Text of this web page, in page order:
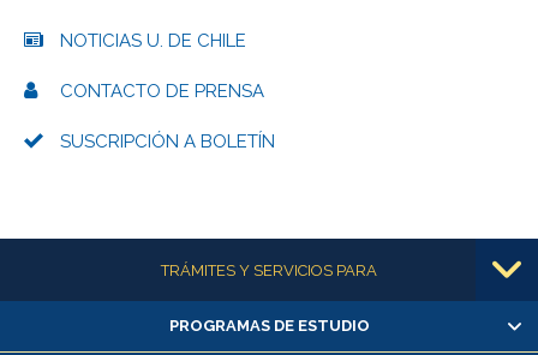
NOTICIAS U. DE CHILE
CONTACTO DE PRENSA
SUSCRIPCIÓN A BOLETÍN
Más informaciónTRÁMITES Y SERVICIOS PARA
Alumnas/os y exalumnas/os
PROGRAMAS DE ESTUDIO